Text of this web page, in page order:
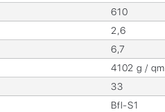
610
2,6
6,7
4102 g / qm
33
Bfl-S1